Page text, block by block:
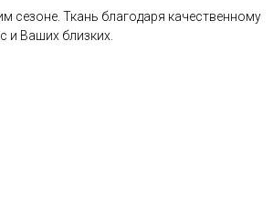
Ткань благодаря качественному
и Ваших близких.